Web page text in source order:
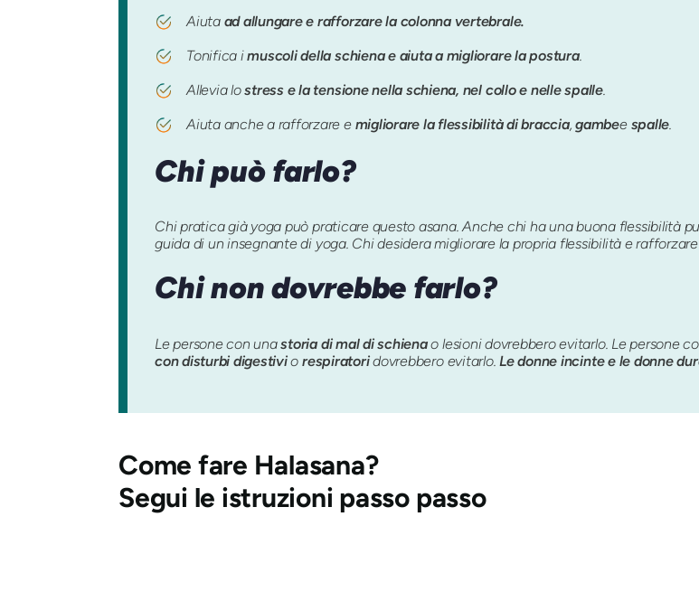
Aiuta ad allungare e rafforzare la colonna vertebrale.
Tonifica imuscoli della schiena e aiuta a migliorare la postura.
Allevia lostress e la tensione nella schiena, nel collo e nelle spalle.
Aiuta anche a rafforzare e migliorare la flessibilità di braccia,gambee spalle.
Chi può farlo?
Chi pratica già yoga può praticare questo asana. Anche chi ha una buona flessibilità
guida di un insegnante di yoga. Chi desidera migliorare la propria flessibilità e
Chi non dovrebbe farlo?
Le persone con unastoria di mal di schienao lesioni dovrebbero evitarlo. Le persone
con disturbi digestiviorespiratoridovrebbero evitarlo. Le donne incinte e le donne
Come fare Halasana?
Segui le istruzioni passo passo